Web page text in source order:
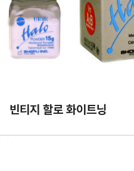
빈티지 할로 화이트닝